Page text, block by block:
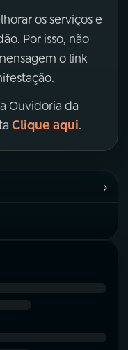
os serviços e
Por isso, não
o link
Ouvidoria da
Clique aqui.
›